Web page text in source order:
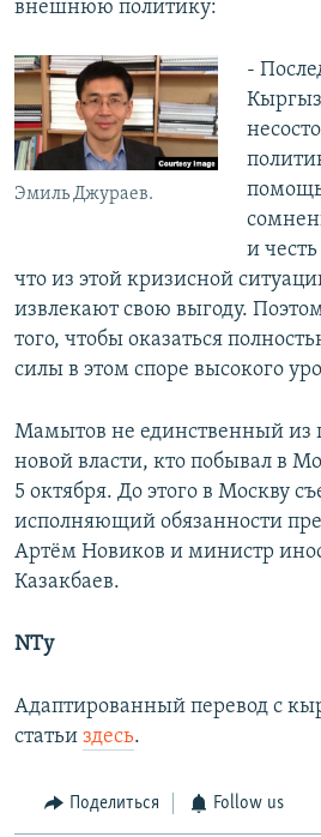
внешнюю политику:
Эмиль Джураев.
-
и
что из этой кризисной
извлекают свою выгоду.
того, чтобы оказаться
силы в этом споре высокого
Мамытов не единственный из
новой власти, кто побывал в
5 октября. До этого в Москву
исполняющий обязанности
Артём Новиков и министр
Казакбаев.
NTy
Адаптированный перевод с
статьи здесь.
Поделиться Follow us